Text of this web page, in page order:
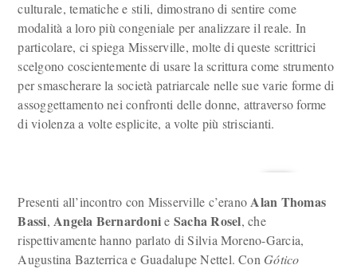
culturale, tematiche e stili, dimostrano di sentire come
modalità a loro più congeniale per analizzare il reale. In
particolare, ci spiega Misserville, molte di queste scrittrici
scelgono coscientemente di usare la scrittura come strumento
per smascherare la società patriarcale nelle sue varie forme di
assoggettamento nei confronti delle donne, attraverso forme
di violenza a volte esplicite, a volte più striscianti.
Presenti all’incontro con Misserville c’erano Alan Thomas
Bassi, Angela Bernardonie Sacha Rosel, che
rispettivamente hanno parlato di Silvia Moreno-Garcia,
Augustina Bazterrica e Guadalupe Nettel. Con Gótico